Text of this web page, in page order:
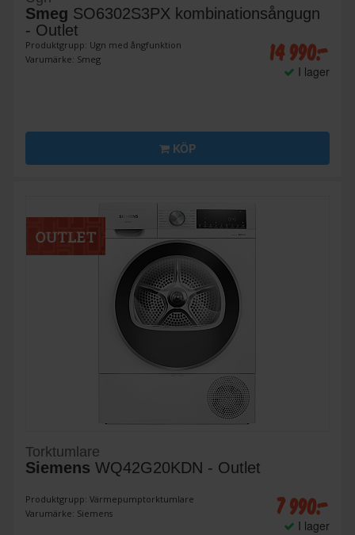
Smeg SO6302S3PX kombinationsångugn
- Outlet
Produktgrupp: Ugn med ångfunktion
Varumärke: Smeg
14 990:-
I lager
KÖP
Torktumlare
Siemens WQ42G20KDN - Outlet
Produktgrupp: Värmepumptorktumlare
Varumärke: Siemens
7 990:-
I lager